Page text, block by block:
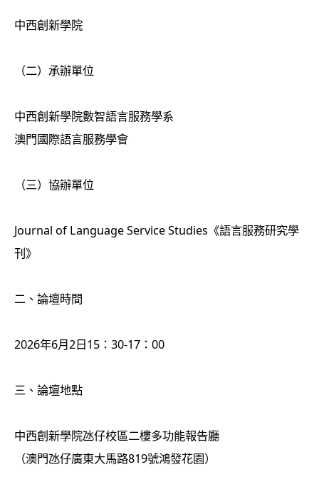
中西創新學院
（二）承辦單位
中西創新學院數智語言服務學系
澳門國際語言服務學會
（三）協辦單位
Journal of Language Service Studies《語言服務研究學
刊》
二、論壇時間
2026年6月2日15：30-17：00
三、論壇地點
中西創新學院氹仔校區二樓多功能報告廳
（澳門氹仔廣東大馬路819號鴻發花園）